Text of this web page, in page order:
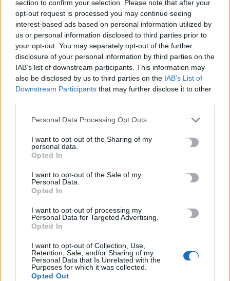
section to confirm your selection. Please note that after your
opt-out request is processed you may continue seeing
interest-based ads based on personal information utilized by
us or personal information disclosed to third parties prior to
your opt-out. You may separately opt-out of the further
disclosure of your personal information by third parties on the
IAB’s list of downstream participants. This information may
also be disclosed by us to third parties on the IAB’s List of
Downstream Participants that may further disclose it to other
Personal Data Processing Opt Outs
I want to opt-out of the Sharing of my
personal data.
Opted In
I want to opt-out of the Sale of my
Personal Data.
Opted In
I want to opt-out of processing my
Personal Data for Targeted Advertising.
Opted In
I want to opt-out of Collection, Use,
Retention, Sale, and/or Sharing of my
Personal Data that Is Unrelated with the
Purposes for which it was collected.
Opted Out
κρεοπωλών Χανίων
8 Αυγούστου, 2026
Νέος κύκλος μαθημάτων Κινεζικής Γλώσσας στο
Πανεπιστήμιο Κρήτης για το ακαδημαϊκό έτος 2026-2027
8 Αυγούστου, 2026
8 Αυγούστου, 2026
Επίδομα €391 από τον ΟΠΕΚΑ, χωρίς εισοδηματικά κριτήρια:
Η προϋπόθεση
8 Αυγούστου, 2026
Κεφαλά
8 Αυγούστου, 2026
TRENDING